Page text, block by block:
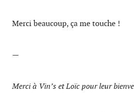
Merci beaucoup, ça me touche !
—
Merci à Vin’s et Loïc pour leur